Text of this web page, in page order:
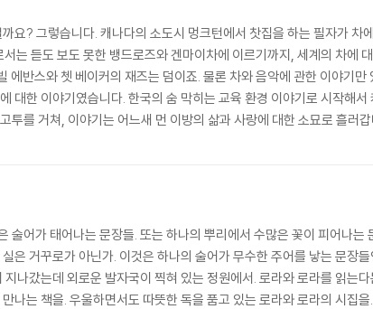
요? 그렇습니다. 캐나다의 소도시 멍크턴에서 찻집을 하는 필자가 차
는 듣도 보도 못한 뱅드로즈와 겐마이차에 이르기까지, 세계의 차에
에반스와 쳇 베이커의 재즈는 덤이죠. 물론 차와 음악에 관한 이야기
대한 이야기였습니다. 한국의 숨 막히는 교육 환경 이야기로 시작해
투를 거쳐, 이야기는 어느새 먼 이방의 삶과 사랑에 대한 소묘로 흘러
니다.
술어가 태어나는 문장들. 또는 하나의 뿌리에서 수많은 꽃이 피어나
은 거꾸로가 아닌가. 이것은 하나의 술어가 무수한 주어를 낳는 문장
지나갔는데 외로운 발자국이 찍혀 있는 정원에서. 로라와 로라를 읽는
나는 책을. 우울하면서도 따뜻한 독을 품고 있는 로라와 로라의 시집